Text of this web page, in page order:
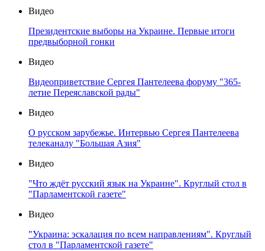
Видео
Президентские выборы на Украине. Первые итоги
предвыборной гонки
Видео
Видеоприветствие Сергея Пантелеева форуму "365-
летие Переяславской рады"
Видео
О русском зарубежье. Интервью Сергея Пантелеева
телеканалу "Большая Азия"
Видео
"Что ждёт русский язык на Украине". Круглый стол в
"Парламентской газете"
Видео
"Украина: эскалация по всем направлениям". Круглый
стол в "Парламентской газете"